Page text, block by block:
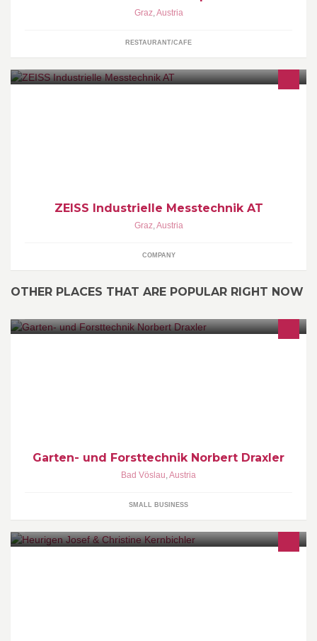
Graz,Austria
RESTAURANT/CAFE
ZEISS Industrielle Messtechnik AT
Graz,Austria
COMPANY
OTHER PLACES THAT ARE POPULAR RIGHT NOW
Garten- und Forsttechnik Norbert Draxler
Bad Vöslau,Austria
SMALL BUSINESS